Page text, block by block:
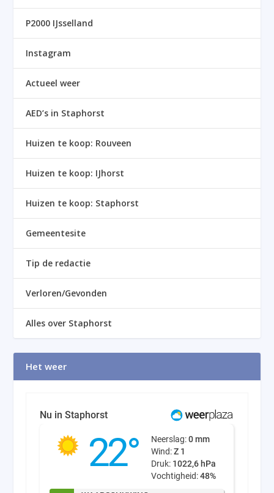
P2000 IJsselland
Instagram
Actueel weer
AED’s in Staphorst
Huizen te koop: Rouveen
Huizen te koop: IJhorst
Huizen te koop: Staphorst
Gemeentesite
Tip de redactie
Verloren/Gevonden
Alles over Staphorst
Het weer